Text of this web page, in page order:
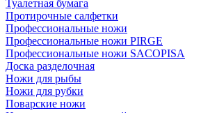
Туалетная бумага
Протирочные салфетки
Профессиональные ножи
Профессиональные ножи PIRGE
Профессиональные ножи SACOPISA
Доска разделочная
Ножи для рыбы
Ножи для рубки
Поварские ножи